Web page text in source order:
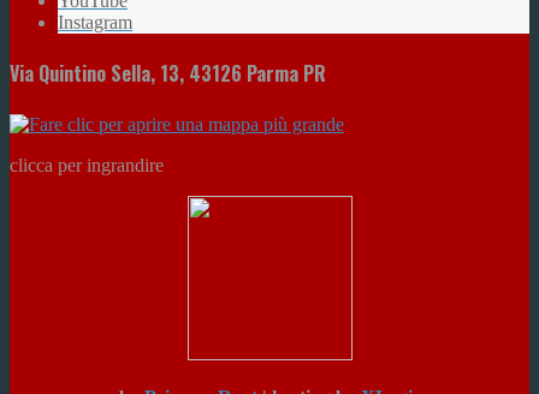
Instagram
Via Quintino Sella, 13, 43126 Parma PR
clicca per ingrandire